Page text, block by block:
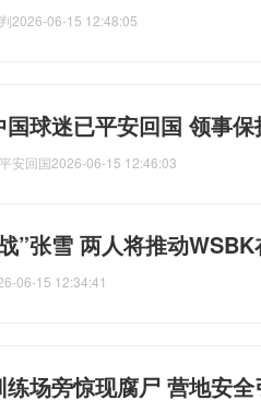
2026-06-15 12:48:05
球迷已平安回国 领事
安回国2026-06-15 12:46:03
”张雪 两人将推动
06-15 12:34:41
场旁惊现腐尸 营地安